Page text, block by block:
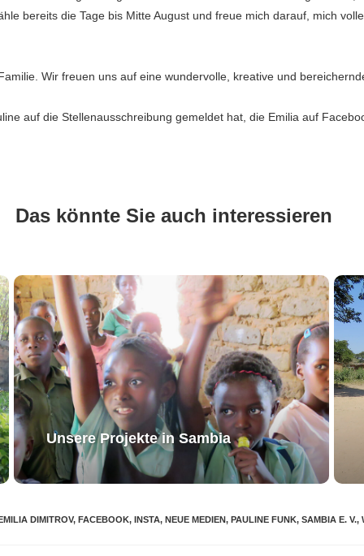
bereits die Tage bis Mitte August und freue mich darauf, mich
Wir freuen uns auf eine wundervolle, kreative und
auf die Stellenausschreibung gemeldet hat, die Emilia auf
Das könnte Sie auch interessieren
Unsere Projekte in Sambia
DIMITROV, FACEBOOK, INSTA, NEUE MEDIEN, PAULINE FUNK, SAMBIA E. V.,